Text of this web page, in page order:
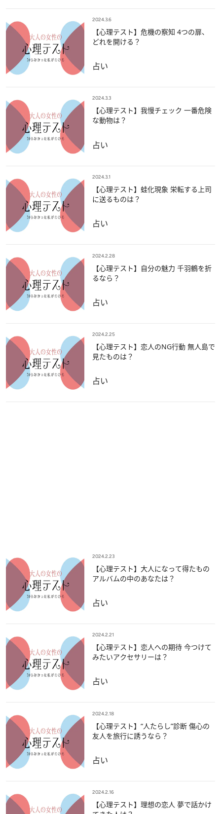
2024.3.6
【心理テスト】危機の察知 4つの扉、
どれを開ける？
占い
2024.3.3
【心理テスト】我慢チェック 一番危険
な動物は？
占い
2024.3.1
【心理テスト】蛙化現象 栄転する上司
に送るものは？
占い
2024.2.28
【心理テスト】自分の魅力 千羽鶴を折
るなら？
占い
2024.2.25
【心理テスト】恋人のNG行動 無人島で
見たものは？
占い
2024.2.23
【心理テスト】大人になって得たもの
アルバムの中のあなたは？
占い
2024.2.21
【心理テスト】恋人への期待 今つけて
みたいアクセサリーは？
占い
2024.2.18
【心理テスト】“人たらし”診断 傷心の
友人を旅行に誘うなら？
占い
2024.2.16
【心理テスト】理想の恋人 夢で話かけ